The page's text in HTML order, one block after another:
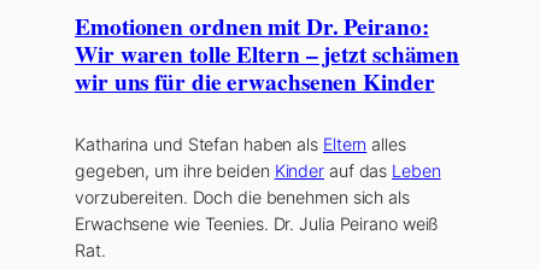
Emotionen ordnen mit Dr. Peirano:
Wir waren tolle Eltern – jetzt schämen
wir uns für die erwachsenen Kinder
Katharina und Stefan haben als Eltern alles
gegeben, um ihre beiden Kinder auf das Leben
vorzubereiten. Doch die benehmen sich als
Erwachsene wie Teenies. Dr. Julia Peirano weiß
Rat.